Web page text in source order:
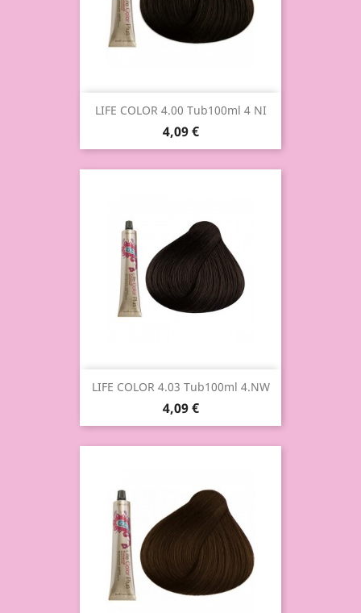
LIFE COLOR 4.00 Tub100ml 4 NI
4,09 €
LIFE COLOR 4.03 Tub100ml 4.NW
4,09 €